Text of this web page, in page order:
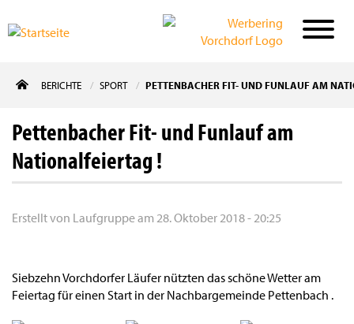
zum
BERICHTE SPORT PETTENBACHER FIT- UND FUNLAUF AM
Pettenbacher Fit- und Funlauf am
Nationalfeiertag !
Erstellt von Laufgruppeam 28. Oktober 2018 - 20:25
Siebzehn Vorchdorfer Läufer nützten das schöne Wetter am
Feiertag für einen Start in der Nachbargemeinde Pettenbach .